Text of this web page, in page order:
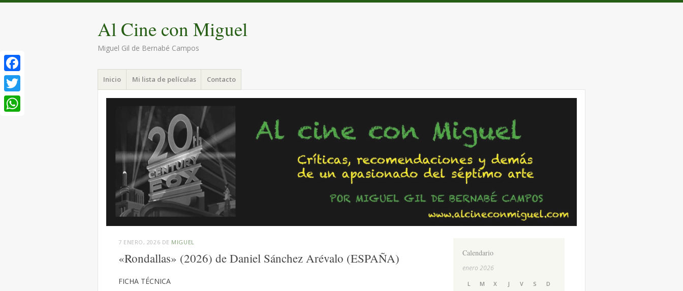
Al Cine con Miguel
Miguel Gil de Bernabé Campos
Menú
Saltar
contenido.
Inicio Mi lista de películas Contacto
7 ENERO, 2026 DE MIGUEL
«Rondallas» (2026) de Daniel Sánchez Arévalo (ESPAÑA)
FICHA TÉCNICA
Calendario
enero 2026
L M X J V S D
Facebook
Twitter